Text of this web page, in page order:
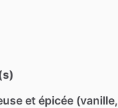
et épicée (vanille,